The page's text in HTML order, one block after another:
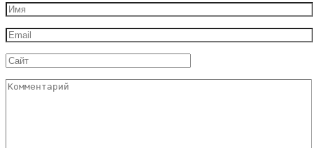
Имя
*
Email
*
Сайт
Комментарий